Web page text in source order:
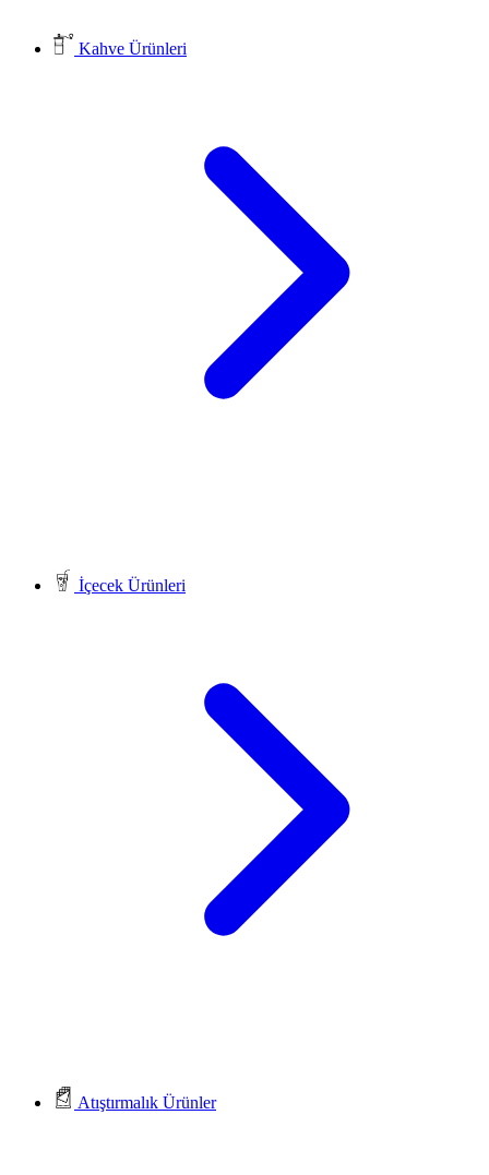
Kahve Ürünleri
İçecek Ürünleri
Atıştırmalık Ürünler